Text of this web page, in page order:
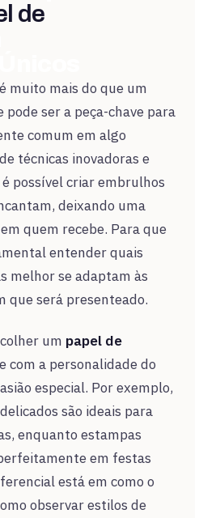
de
é muito mais do que um
ser a peça-chave para
comum em algo
técnicas inovadoras e
possível criar embrulhos
deixando uma
quem recebe. Para que
entender quais
melhor se adaptam às
que será presenteado.
um papel de
com a personalidade do
especial. Por exemplo,
são ideais para
enquanto estampas
em festas
está em como o
observar estilos de